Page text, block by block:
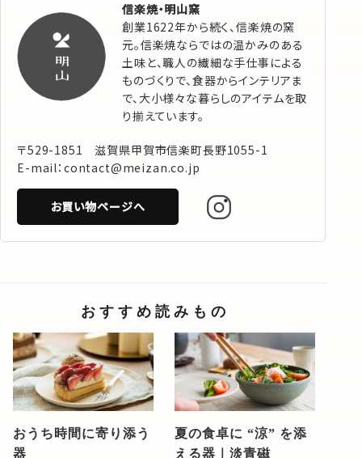
信楽焼・明山窯
創業1622年から続く、信楽焼の窯
元。信楽焼ならではの温かみのある
土味と、職人の繊細な手仕事による
ものづくりで、食器からインテリアま
で、大小様々な暮らしのアイテムを取
り揃えています。
〒529-1851 滋賀県甲賀市信楽町長野1055-1
E-mail：contact@meizan.co.jp
お買い物ページへ
おすすめ読みもの
おうち時間に寄り添う
器
夏の食卓に “涼” を添
える器｜淡青磁